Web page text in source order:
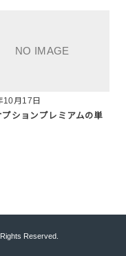
10月17日
プションプレミアムの単
Rights Reserved.